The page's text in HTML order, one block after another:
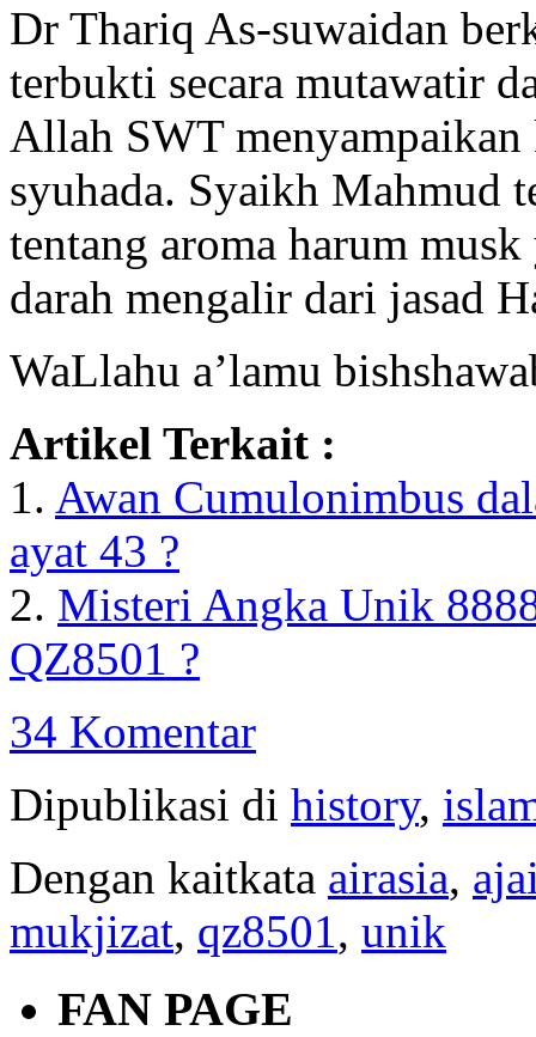
Dr Thariq As-suwaidan
terbukti secara mutawatir
Allah SWT menyampaikan
syuhada. Syaikh Mahmud
tentang aroma harum
darah mengalir dari jasad
WaLlahu a’lamu
Artikel Terkait :
1. Awan Cumulonimbus
ayat 43 ?
2. Misteri Angka Unik
QZ8501 ?
34 Komentar
Dipublikasi di history,
Dengan kaitkata airasia,
mukjizat, qz8501, unik
FAN PAGE